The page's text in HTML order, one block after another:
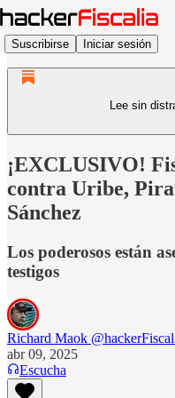
Suscribirse Iniciar sesión
Lee sin
¡EXCLUSIVO!
contra Uribe,
Sánchez
Los poderosos están
testigos
Richard Maok
abr 09, 2025
Escucha